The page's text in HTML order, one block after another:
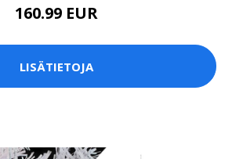
160.99 EUR
LISÄTIETOJA